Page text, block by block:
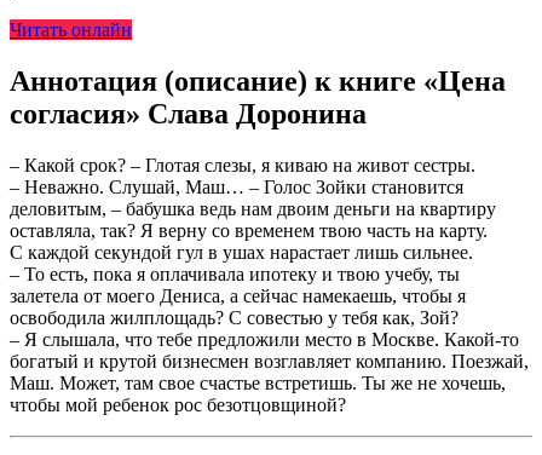
Читать онлайн
Аннотация (описание) к книге «Цена
согласия» Слава Доронина
– Какой срок? – Глотая слезы, я киваю на живот сестры.
– Неважно. Слушай, Маш… – Голос Зойки становится
деловитым, – бабушка ведь нам двоим деньги на квартиру
оставляла, так? Я верну со временем твою часть на карту.
С каждой секундой гул в ушах нарастает лишь сильнее.
– То есть, пока я оплачивала ипотеку и твою учебу, ты
залетела от моего Дениса, а сейчас намекаешь, чтобы я
освободила жилплощадь? С совестью у тебя как, Зой?
– Я слышала, что тебе предложили место в Москве. Какой-то
богатый и крутой бизнесмен возглавляет компанию. Поезжай,
Маш. Может, там свое счастье встретишь. Ты же не хочешь,
чтобы мой ребенок рос безотцовщиной?